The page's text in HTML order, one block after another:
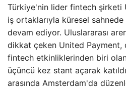
Türkiye'nin lider fintech şirketi
iş ortaklarıyla küresel
devam ediyor. Uluslararası
dikkat çeken United Payment,
fintech etkinliklerinden biri
üçüncü kez stant açarak
arasında Amsterdam'da